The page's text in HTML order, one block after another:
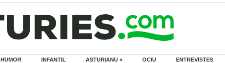
HUMOR INFANTIL ASTURIANU » OCIU ENTREVISTES